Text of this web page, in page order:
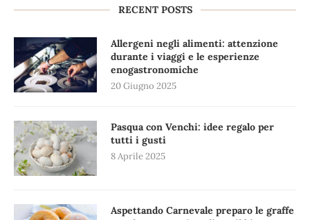
RECENT POSTS
Allergeni negli alimenti: attenzione
durante i viaggi e le esperienze
enogastronomiche
20 Giugno 2025
Pasqua con Venchi: idee regalo per
tutti i gusti
8 Aprile 2025
Aspettando Carnevale preparo le graffe